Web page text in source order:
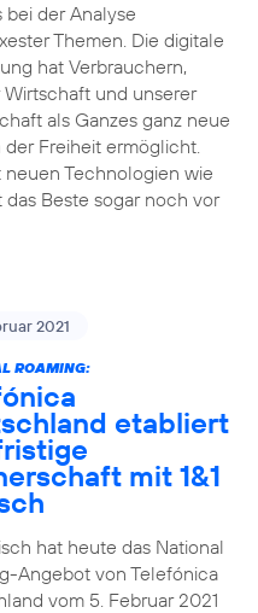
bei der Analyse
Themen. Die digitale
hat Verbrauchern,
Wirtschaft und unserer
als Ganzes ganz neue
der Freiheit ermöglicht.
neuen Technologien wie
das Beste sogar noch vor
2021
ROAMING:
etabliert
mit 1&1
hat heute das National
Angebot von Telefónica
vom 5. Februar 2021